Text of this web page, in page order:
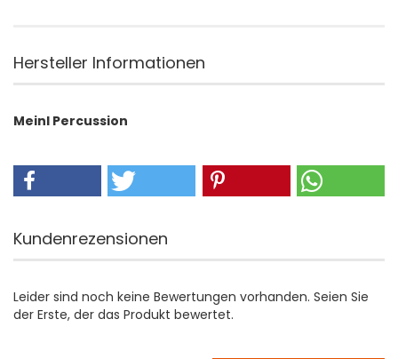
Hersteller Informationen
Meinl Percussion
Kundenrezensionen
Leider sind noch keine Bewertungen vorhanden. Seien Sie
der Erste, der das Produkt bewertet.